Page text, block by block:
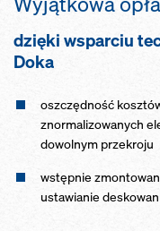
dzięki wsparciu
Doka
oszczędność
znormalizowanych
dowolnym przekroju
wstępnie
ustawianie